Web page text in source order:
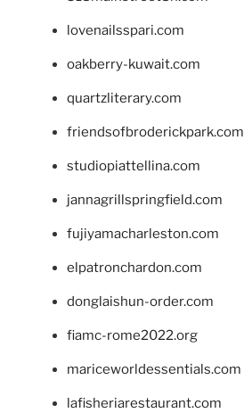
lovenailsspari.com
oakberry-kuwait.com
quartzliterary.com
friendsofbroderickpark.com
studiopiattellina.com
jannagrillspringfield.com
fujiyamacharleston.com
elpatronchardon.com
donglaishun-order.com
fiamc-rome2022.org
mariceworldessentials.com
lafisheriarestaurant.com